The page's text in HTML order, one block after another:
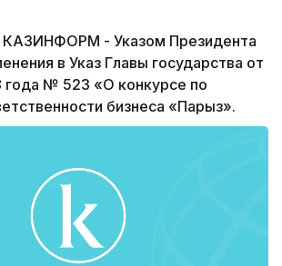
- Указом Президента
в Указ Главы государства от
года № 523 «О конкурсе по
бизнеса «Парыз».